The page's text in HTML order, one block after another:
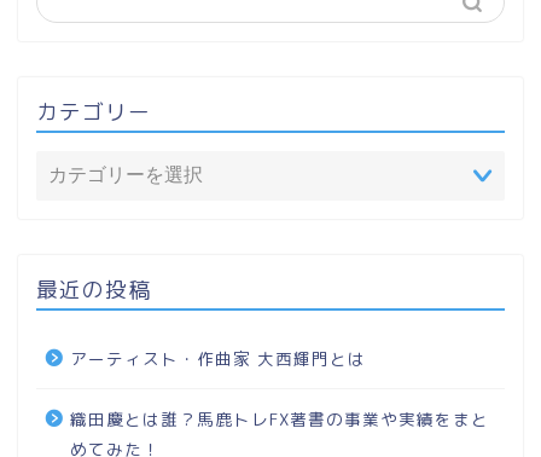
カテゴリー
最近の投稿
アーティスト・作曲家 大西輝門とは
織田慶とは誰？馬鹿トレFX著書の事業や実績をまと
めてみた！